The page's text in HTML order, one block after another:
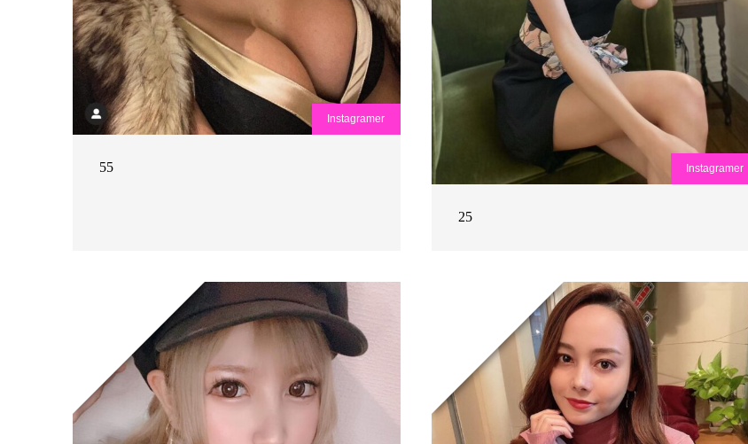
Instagramer
55 Instagramer
25